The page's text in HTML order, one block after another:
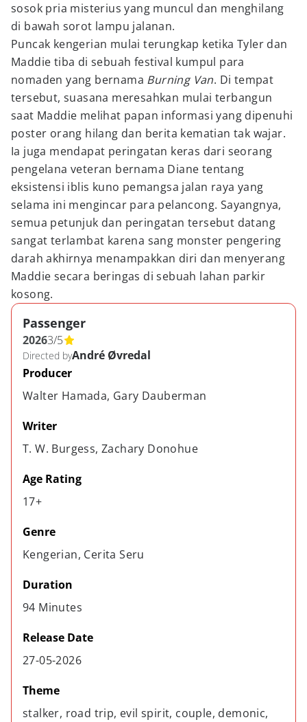
sosok pria misterius yang muncul dan menghilang
di bawah sorot lampu jalanan.
Puncak kengerian mulai terungkap ketika Tyler dan
Maddie tiba di sebuah festival kumpul para
nomaden yang bernama Burning Van. Di tempat
tersebut, suasana meresahkan mulai terbangun
saat Maddie melihat papan informasi yang dipenuhi
poster orang hilang dan berita kematian tak wajar.
Ia juga mendapat peringatan keras dari seorang
pengelana veteran bernama Diane tentang
eksistensi iblis kuno pemangsa jalan raya yang
selama ini mengincar para pelancong. Sayangnya,
semua petunjuk dan peringatan tersebut datang
sangat terlambat karena sang monster pengering
darah akhirnya menampakkan diri dan menyerang
Maddie secara beringas di sebuah lahan parkir
kosong.
Passenger
20263/5
Directed byAndré Øvredal
Producer
Walter Hamada, Gary Dauberman
Writer
T. W. Burgess, Zachary Donohue
Age Rating
17+
Genre
Kengerian, Cerita Seru
Duration
94 Minutes
Release Date
27-05-2026
Theme
stalker, road trip, evil spirit, couple, demonic,